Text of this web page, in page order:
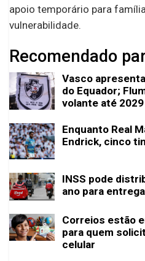
apoio temporário para
vulnerabilidade.
Recomendado
Vasco
do Equador;
volante até 2029
Enquanto Real
Endrick, cinco
INSS pode
ano para
Correios estão
para quem
celular